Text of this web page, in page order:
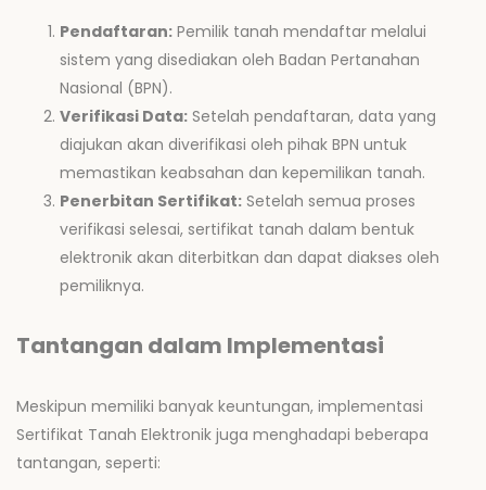
Pendaftaran: Pemilik tanah mendaftar melalui
sistem yang disediakan oleh Badan Pertanahan
Nasional (BPN).
Verifikasi Data: Setelah pendaftaran, data yang
diajukan akan diverifikasi oleh pihak BPN untuk
memastikan keabsahan dan kepemilikan tanah.
Penerbitan Sertifikat: Setelah semua proses
verifikasi selesai, sertifikat tanah dalam bentuk
elektronik akan diterbitkan dan dapat diakses oleh
pemiliknya.
Tantangan dalam Implementasi
Meskipun memiliki banyak keuntungan, implementasi
Sertifikat Tanah Elektronik juga menghadapi beberapa
tantangan, seperti: